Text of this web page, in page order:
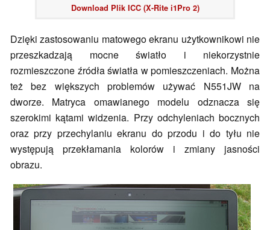
Download Plik ICC (X-Rite i1Pro 2)
Dzięki zastosowaniu matowego ekranu użytkownikowi nie
przeszkadzają mocne światło i niekorzystnie
rozmieszczone źródła światła w pomieszczeniach. Można
też bez większych problemów używać N551JW na
dworze. Matryca omawianego modelu odznacza się
szerokimi kątami widzenia. Przy odchyleniach bocznych
oraz przy przechylaniu ekranu do przodu i do tyłu nie
występują przekłamania kolorów i zmiany jasności
obrazu.